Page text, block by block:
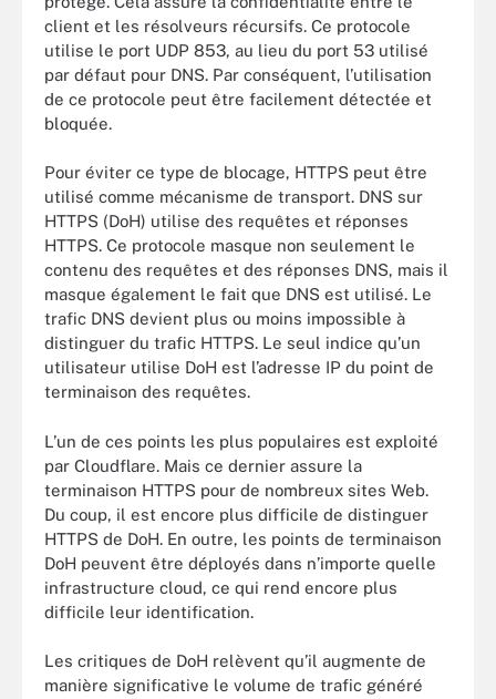
client et les résolveurs récursifs. Ce protocole
utilise le port UDP 853, au lieu du port 53 utilisé
par défaut pour DNS. Par conséquent, l’utilisation
de ce protocole peut être facilement détectée et
bloquée.
Pour éviter ce type de blocage, HTTPS peut être
utilisé comme mécanisme de transport. DNS sur
HTTPS (DoH) utilise des requêtes et réponses
HTTPS. Ce protocole masque non seulement le
contenu des requêtes et des réponses DNS, mais il
masque également le fait que DNS est utilisé. Le
trafic DNS devient plus ou moins impossible à
distinguer du trafic HTTPS. Le seul indice qu’un
utilisateur utilise DoH est l’adresse IP du point de
terminaison des requêtes.
L’un de ces points les plus populaires est exploité
par Cloudflare. Mais ce dernier assure la
terminaison HTTPS pour de nombreux sites Web.
Du coup, il est encore plus difficile de distinguer
HTTPS de DoH. En outre, les points de terminaison
DoH peuvent être déployés dans n’importe quelle
infrastructure cloud, ce qui rend encore plus
difficile leur identification.
Les critiques de DoH relèvent qu’il augmente de
manière significative le volume de trafic généré